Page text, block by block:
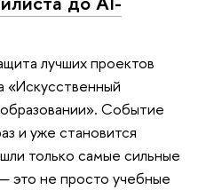
лучших проектов
«Искусственный
Событие
и уже становится
только самые сильные
это не просто учебные